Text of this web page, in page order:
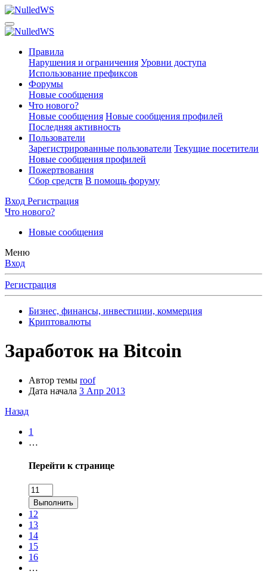
Правила
Нарушения и ограничения Уровни доступа
Использование префиксов
Форумы
Новые сообщения
Что нового?
Новые сообщения Новые сообщения профилей
Последняя активность
Пользователи
Зарегистрированные пользователи Текущие посетители
Новые сообщения профилей
Пожертвования
Сбор средств В помощь форуму
Вход Регистрация
Что нового?
Новые сообщения
Меню
Вход
Регистрация
Бизнес, финансы, инвестиции, коммерция
Криптовалюты
Заработок на Bitcoin
Автор темы roof
Дата начала 3 Апр 2013
Назад
1
…
Перейти к странице
Выполнить
12
13
14
15
16
…